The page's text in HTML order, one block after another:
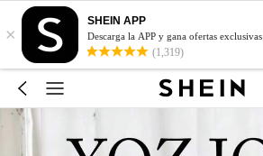
×
SHEIN APP
Descarga la APP y gana ofertas exclusivas
(1,319)